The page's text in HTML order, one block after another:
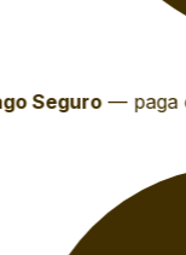
Seguro—paga